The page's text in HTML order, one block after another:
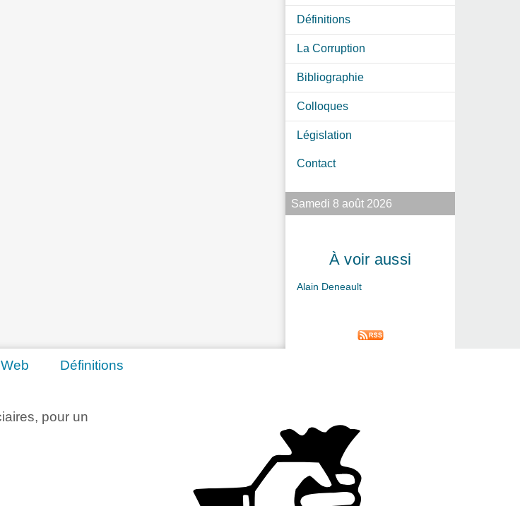
Définitions
La Corruption
Bibliographie
Colloques
Législation
Contact
Samedi 8 août 2026
À voir aussi
Alain Deneault
Définitions
pour un